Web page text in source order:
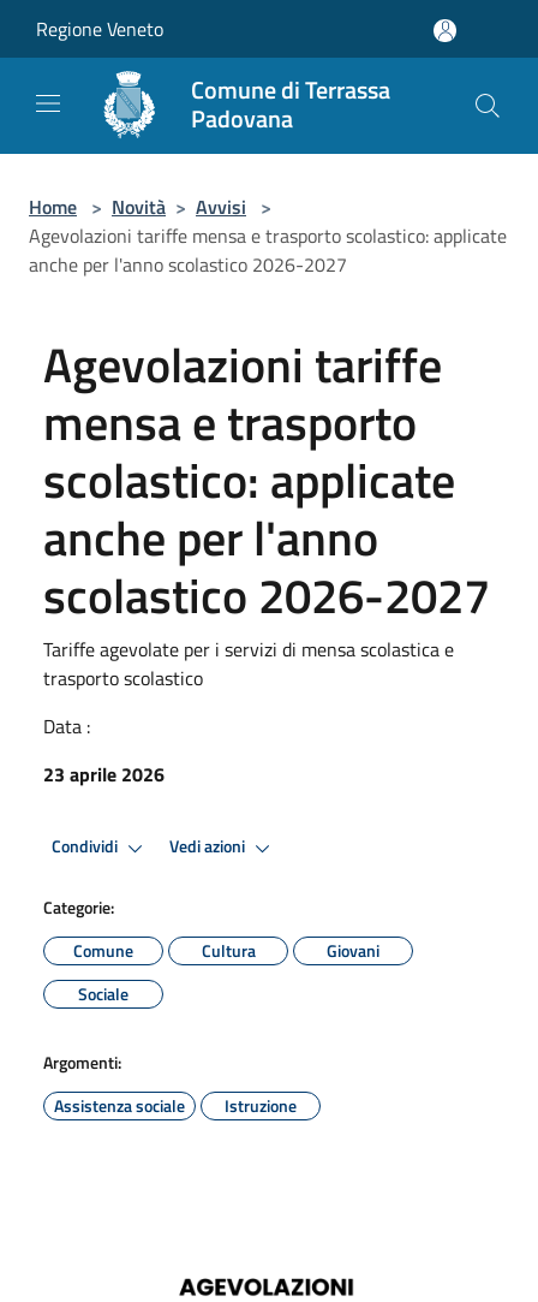
Regione Veneto
Comune di Terrassa
Padovana
Home > Novità > Avvisi >
Agevolazioni tariffe mensa e trasporto scolastico: applicate
anche per l'anno scolastico 2026-2027
Agevolazioni tariffe
mensa e trasporto
scolastico: applicate
anche per l'anno
scolastico 2026-2027
Tariffe agevolate per i servizi di mensa scolastica e
trasporto scolastico
Data :
23 aprile 2026
Condividi Vedi azioni
Categorie:
Comune
Cultura
Giovani
Sociale
Argomenti:
Assistenza sociale
Istruzione